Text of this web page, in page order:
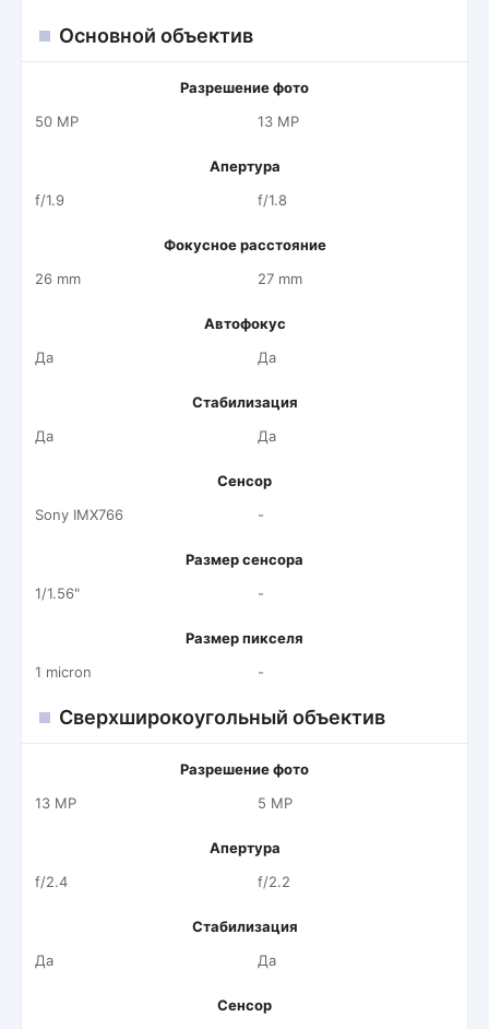
Основной объектив
Разрешение фото
50 MP
13 MP
Апертура
f/1.9
f/1.8
Фокусное расстояние
26 mm
27 mm
Автофокус
Да
Да
Стабилизация
Да
Да
Сенсор
Sony IMX766
-
Размер сенсора
1/1.56"
-
Размер пикселя
1 micron
-
Сверхширокоугольный объектив
Разрешение фото
13 MP
5 MP
Апертура
f/2.4
f/2.2
Стабилизация
Да
Да
Сенсор